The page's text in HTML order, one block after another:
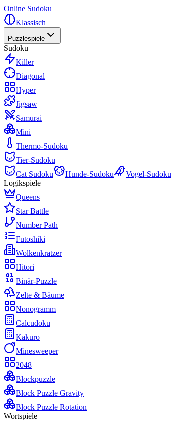
Online Sudoku
Klassisch
Puzzlespiele
Sudoku
Killer
Diagonal
Hyper
Jigsaw
Samurai
Mini
Thermo-Sudoku
Tier-Sudoku
Cat Sudoku
Hunde-Sudoku
Vogel-Sudoku
Logikspiele
Queens
Star Battle
Number Path
Futoshiki
Wolkenkratzer
Hitori
Binär-Puzzle
Zelte & Bäume
Nonogramm
Calcudoku
Kakuro
Minesweeper
2048
Blockpuzzle
Block Puzzle Gravity
Block Puzzle Rotation
Wortspiele